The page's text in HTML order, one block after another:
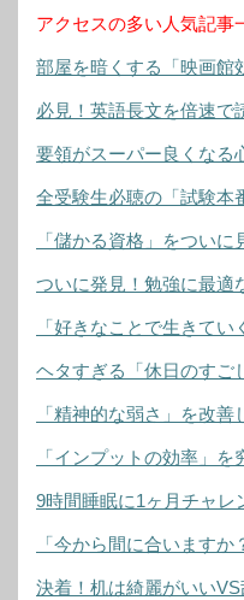
アクセスの多い人気記事
部屋を暗くする「映画館
必見！英語長文を倍速で
要領がスーパー良くなる
全受験生必聴の「試験本
「儲かる資格」をついに
ついに発見！勉強に最適
「好きなことで生きて
ヘタすぎる「休日のすご
「精神的な弱さ」を改
「インプットの効率」
9時間睡眠に1ヶ月チャレ
「今から間に合います
決着！机は綺麗がいい